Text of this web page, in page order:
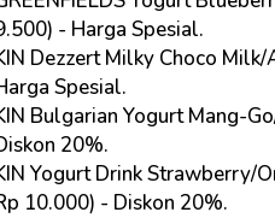
- Harga Spesial.
Dezzert Milky Choco
Spesial.
Bulgarian Yogurt Mang-
20%.
Yogurt Drink
10.000) - Diskon 20%.